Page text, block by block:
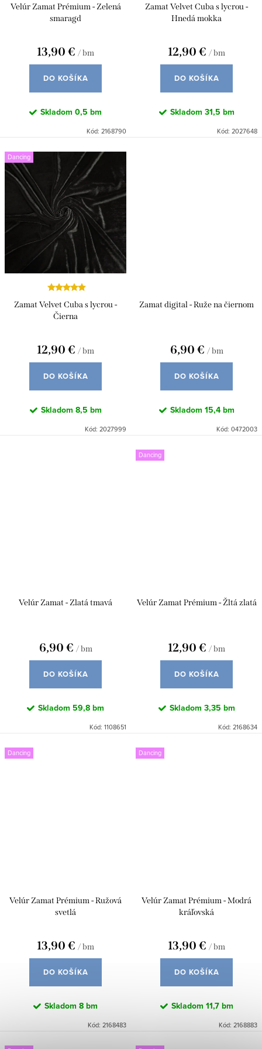
k
Velúr Zamat Prémium - Zelená
smaragd
13,90 € / bm
DO KOŠÍKA
Skladom 0,5 bm
Kód: 2168790
Zamat Velvet Cuba s lycrou -
Hnedá mokka
12,90 € / bm
DO KOŠÍKA
Skladom 31,5 bm
Kód: 2027648
Dancing
Zamat Velvet Cuba s lycrou -
Čierna
12,90 € / bm
DO KOŠÍKA
Skladom 8,5 bm
Kód: 2027999
Zamat digital - Ruže na čiernom
6,90 € / bm
DO KOŠÍKA
Skladom 15,4 bm
Kód: 0472003
Velúr Zamat - Zlatá tmavá
6,90 € / bm
DO KOŠÍKA
Skladom 59,8 bm
Kód: 1108651
Dancing
Velúr Zamat Prémium - Žltá zlatá
12,90 € / bm
DO KOŠÍKA
Skladom 3,35 bm
Kód: 2168634
Dancing
Velúr Zamat Prémium - Ružová
svetlá
13,90 € / bm
DO KOŠÍKA
Skladom 8 bm
Kód: 2168483
Dancing
Velúr Zamat Prémium - Modrá
kráľovská
13,90 € / bm
DO KOŠÍKA
Skladom 11,7 bm
Kód: 2168883